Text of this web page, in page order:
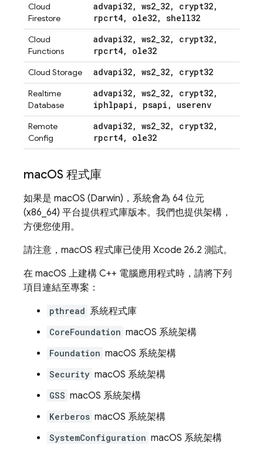
Cloud
Firestore
advapi32, ws2_32, crypt32,
rpcrt4, ole32, shell32
Cloud
Functions
advapi32, ws2_32, crypt32,
rpcrt4, ole32
Cloud Storage advapi32, ws2_32, crypt32
Realtime
Database
advapi32, ws2_32, crypt32,
iphlpapi , psapi , userenv
Remote
Config
advapi32, ws2_32, crypt32,
rpcrt4, ole32
macOS 程式庫
如果是 macOS (Darwin)，系統會為 64 位元
(x86_64) 平台提供程式庫版本。我們也提供架構，
方便您使用。
請注意，macOS 程式庫已使用 Xcode 26.2 測試。
在 macOS 上建構 C++ 電腦應用程式時，請將下列
項目連結至專案：
pthread 系統程式庫
CoreFoundation macOS 系統架構
Foundation macOS 系統架構
Security macOS 系統架構
GSS macOS 系統架構
Kerberos macOS 系統架構
SystemConfiguration macOS 系統架構